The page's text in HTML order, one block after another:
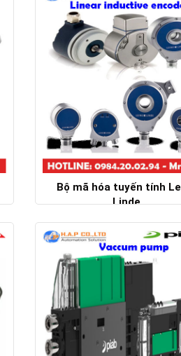
Bộ mã hóa tuyến tính
Linde